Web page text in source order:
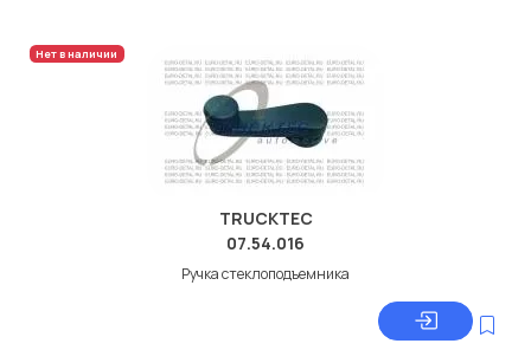
Нет в наличии
TRUCKTEC
07.54.016
Ручка стеклоподъемника